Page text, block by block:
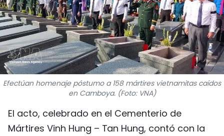
¿QUIÉNES SOMOS?
TIẾNG VIỆT
ENGLISH
FRANÇAIS
Efectúan homenaje póstumo a 158 mártires vietnamitas caídos
en Camboya. (Foto: VNA)
El acto, celebrado en el Cementerio de
Mártires Vinh Hung – Tan Hung, contó con la